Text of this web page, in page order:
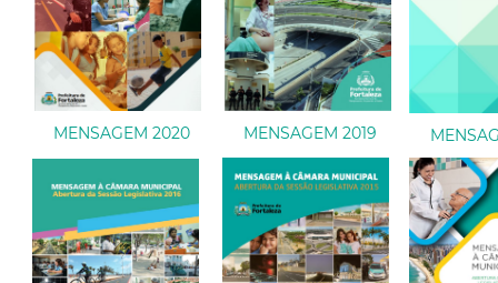
MENSAGEM 2020 MENSAGEM 2019